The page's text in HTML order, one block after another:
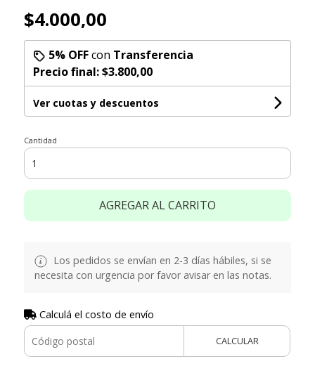
$4.000,00
5% OFFcon Transferencia
Precio final:$3.800,00
Ver cuotas y descuentos
Cantidad
AGREGAR AL CARRITO
Los pedidos se envían en 2-3 días hábiles, si se
necesita con urgencia por favor avisar en las notas.
Calculá el costo de envío
CALCULAR